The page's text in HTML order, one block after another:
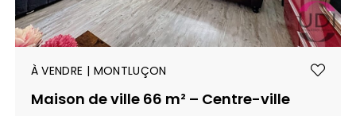
À VENDRE | MONTLUÇON
Maison de ville 66 m² – Centre-ville